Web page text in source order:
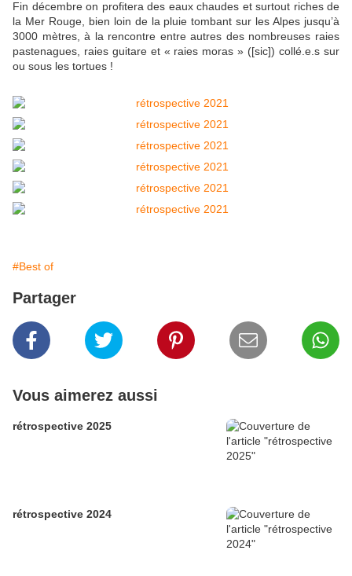
Fin décembre on profitera des eaux chaudes et surtout riches de
la Mer Rouge, bien loin de la pluie tombant sur les Alpes jusqu’à
3000 mètres, à la rencontre entre autres des nombreuses raies
pastenagues, raies guitare et « raies moras » ([sic]) collé.e.s sur
ou sous les tortues !
#Best of
Partager
Vous aimerez aussi
rétrospective 2025
rétrospective 2024